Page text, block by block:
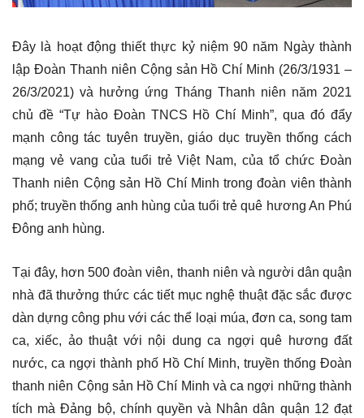
Đây là hoạt động thiết thực kỷ niệm 90 năm Ngày thành
lập Đoàn Thanh niên Cộng sản Hồ Chí Minh (26/3/1931 –
26/3/2021) và hưởng ứng Tháng Thanh niên năm 2021
chủ đề “Tự hào Đoàn TNCS Hồ Chí Minh”, qua đó đẩy
mạnh công tác tuyên truyền, giáo dục truyền thống cách
mạng vẻ vang của tuổi trẻ Việt Nam, của tổ chức Đoàn
Thanh niên Cộng sản Hồ Chí Minh trong đoàn viên thành
phố; truyền thống anh hùng của tuổi trẻ quê hương An Phú
Đông anh hùng.
Tại đây, hơn 500 đoàn viên, thanh niên và người dân quận
nhà đã thưởng thức các tiết mục nghệ thuật đặc sắc được
dàn dựng công phu với các thể loại múa, đơn ca, song tam
ca, xiếc, ảo thuật với nội dung ca ngợi quê hương đất
nước, ca ngợi thành phố Hồ Chí Minh, truyền thống Đoàn
thanh niên Cộng sản Hồ Chí Minh và ca ngợi những thành
tích mà Đảng bộ, chính quyền và Nhân dân quận 12 đạt